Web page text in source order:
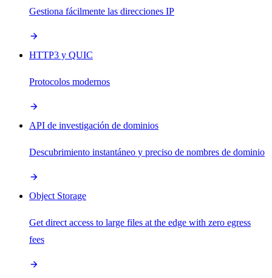
Gestiona fácilmente las direcciones IP
HTTP3 y QUIC
Protocolos modernos
API de investigación de dominios
Descubrimiento instantáneo y preciso de nombres de dominio
Object Storage
Get direct access to large files at the edge with zero egress
fees